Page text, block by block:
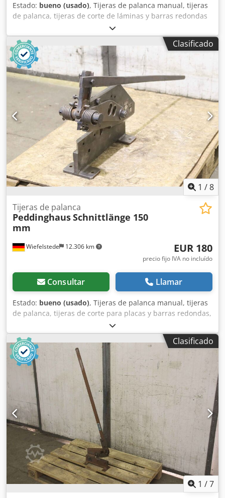
Estado: bueno (usado), Tijeras de palanca manual, tijeras
de palanca, tijeras de corte de láminas y barras redondas
de gran tamaño, tijeras para láminas, tijeras para perfiles
de acero. -Fabricante: Peddinghaus, tijeras de palanca
para láminas y barras redondas, modelo 3R 4. -Láminas de
acero: hasta 4 mm. Djdpfx Aksibirzsaekr -Barras redondas:
hasta 11 mm. -Sistema de sujeción: -Dimensiones totales:
295/125/A865 mm. -Dimensiones para el transporte:
690/125/A310 mm. -Peso: 11 kg.
Clasificado
1 /8
Wiefelstede 12.306 km
Tijeras de palanca
PeddinghausSchnittlänge 150
mm
EUR 180
precio fijo IVA no incluído
Consultar Llamar
Estado: bueno (usado), Tijeras de palanca manual, tijeras
de palanca, tijeras de corte para placas y barras redondas,
tijeras para placas, tijeras para perfiles de acero
Dsdpsibriiefx Akaekr -Fabricante: Peddinghaus, tijeras de
palanca para placas y barras redondas -Placas de acero:
hasta 7 mm -Barras redondas: hasta 20 mm -Perfiles
rectangulares: hasta 18 x 18 mm -Sistema de sujeción: -
Dimensiones totales: 480/210/A1360 mm -Dimensiones
para el transporte: 1070/210/A470 mm -Peso: 41 kg
Clasificado
1 /7